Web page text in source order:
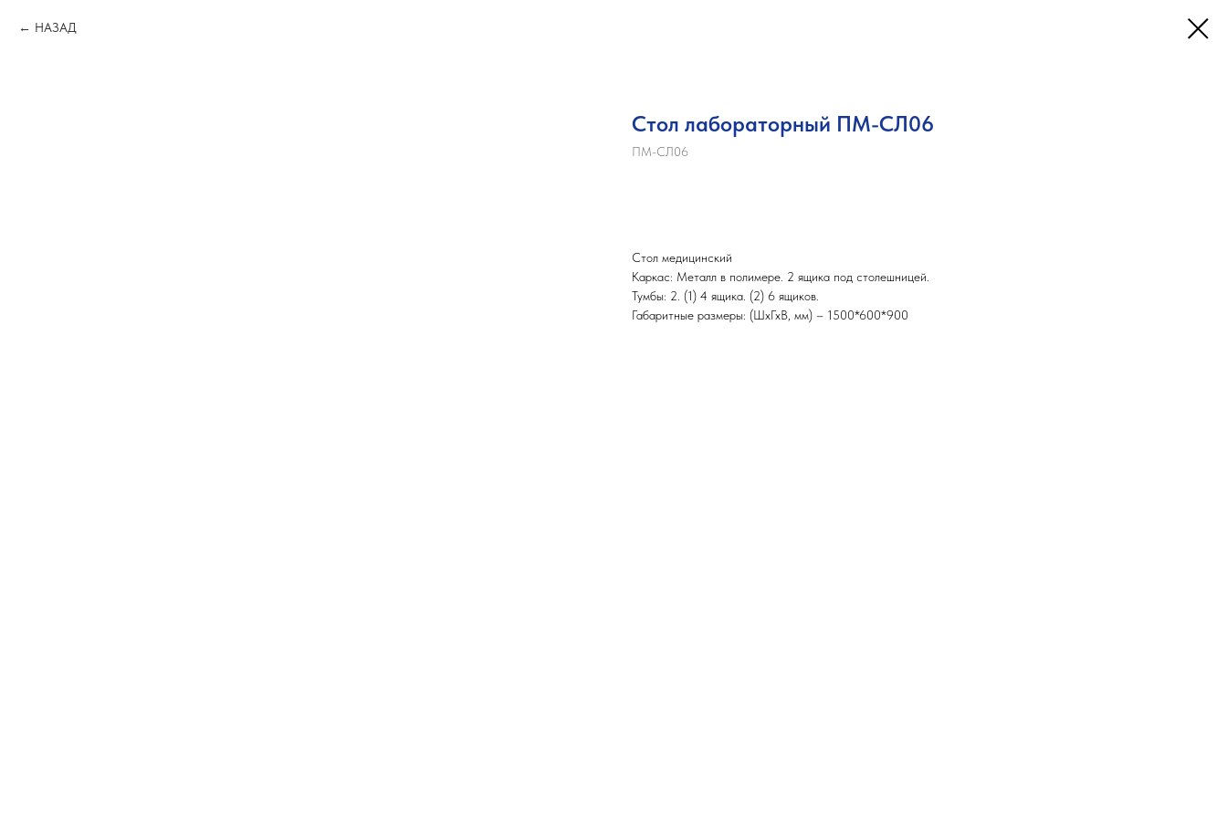
НАЗАД
Стол лабораторный ПМ-СЛ06
ПМ-СЛ06
Стол медицинский
Каркас: Металл в полимере. 2 ящика под столешницей.
Тумбы: 2. (1) 4 ящика. (2) 6 ящиков.
Габаритные размеры: (ШхГхВ, мм) – 1500*600*900